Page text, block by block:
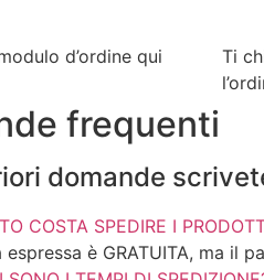
d’ordine qui
Ti
frequenti
domande
COSTA SPEDIRE I
espressa è GRATUITA, ma il